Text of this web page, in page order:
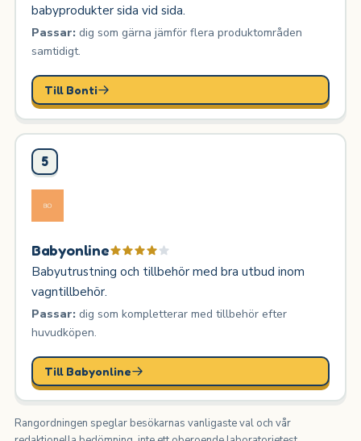
babyprodukter sida vid sida.
Passar:dig som gärna jämför flera produktområden
samtidigt.
Till Bonti
5
Babyonline
Babyutrustning och tillbehör med bra utbud inom
vagntillbehör.
Passar:dig som kompletterar med tillbehör efter
huvudköpen.
Till Babyonline
Rangordningen speglar besökarnas vanligaste val och vår